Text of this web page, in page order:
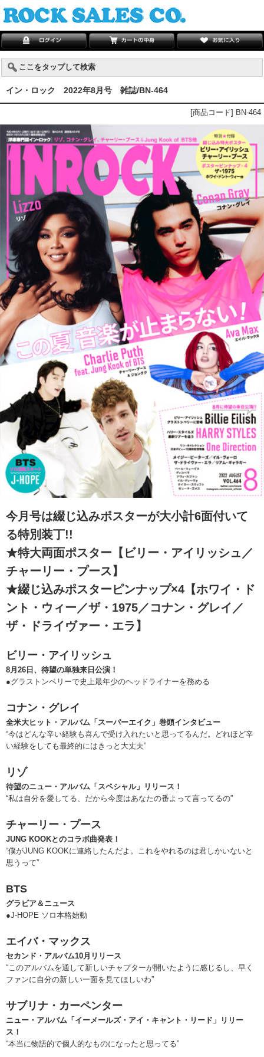
ここをタップして検索
イン・ロック 2022年8月号 雑誌/BN-464
[商品コード] BN-464
今月号は綴じ込みポスターが大小計6面付いて
る特別装丁!!
★特大両面ポスター【ビリー・アイリッシュ／
チャーリー・プース】
★綴じ込みポスターピンナップ×4【ホワイ・ド
ント・ウィー／ザ・1975／コナン・グレイ／
ザ・ドライヴァー・エラ】
ビリー・アイリッシュ
8月26日、待望の単独来日公演！
●グラストンベリーで史上最年少のヘッドライナーを務める
コナン・グレイ
全米大ヒット・アルバム「スーパーエイク」巻頭インタビュー
“今はどんな辛い経験も喜んで受け入れたいと思ってるんだ。どれほど辛
い経験をしても最終的にはきっと大丈夫”
リゾ
待望のニュー・アルバム「スペシャル」リリース！
“私は自分を愛してる、だから今度はあなたの番よって言ってるの”
チャーリー・プース
JUNG KOOKとのコラボ曲発表！
“僕がJUNG KOOKに連絡したんだよ。これをやれるのは君しかいないと
思うって”
BTS
グラビア＆ニュース
●J-HOPE ソロ本格始動
エイバ・マックス
セカンド・アルバム10月リリース
“このアルバムを通して新しいチャプターが開いたように感じるし、早く
ファンに自分の新しい一面を見てほしいわ”
サブリナ・カーペンター
ニュー・アルバム「イーメールズ・アイ・キャント・リード」リリー
ス！
“本当に物語的で個人的なものになったと思ってる”